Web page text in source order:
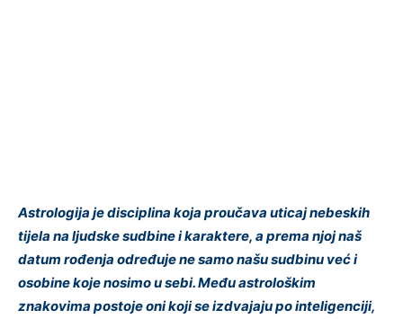
Astrologija je disciplina koja proučava uticaj nebeskih
tijela na ljudske sudbine i karaktere, a prema njoj naš
datum rođenja određuje ne samo našu sudbinu već i
osobine koje nosimo u sebi. Među astrološkim
znakovima postoje oni koji se izdvajaju po inteligenciji,